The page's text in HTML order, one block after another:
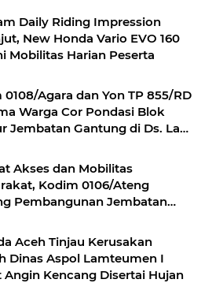
Daily Riding Impression
New Honda Vario EVO 160
Mobilitas Harian Peserta
0108/Agara dan Yon TP 855/RD
Warga Cor Pondasi Blok
Jembatan Gantung di Ds. Lawe
Akses dan Mobilitas
Kodim 0106/Ateng
Pembangunan Jembatan
Aceh Tinjau Kerusakan
Dinas Aspol Lamteumen I
Angin Kencang Disertai Hujan